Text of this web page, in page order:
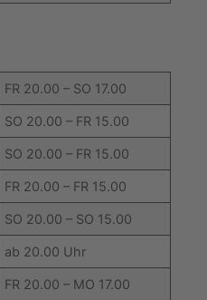
FR 20.00 – SO 17.00
SO 20.00 – FR 15.00
SO 20.00 – FR 15.00
FR 20.00 – FR 15.00
SO 20.00 – SO 15.00
ab 20.00 Uhr
FR 20.00 – MO 17.00